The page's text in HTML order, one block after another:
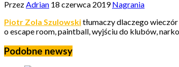
PrzezAdrian 18 czerwca 2019 Nagrania
Piotr Zola Szulowskitłumaczy dlaczego
o escape room, paintball, wyjściu do klubów,
Podobne newsy